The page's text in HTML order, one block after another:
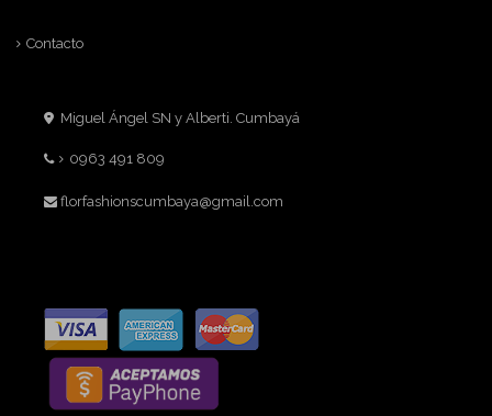
Contacto
Miguel Ángel SN y Alberti. Cumbayá
0963 491 809
florfashionscumbaya@gmail.com